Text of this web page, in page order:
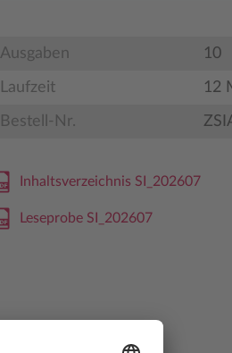
Ausgaben 10
Laufzeit 12
Bestell-Nr.
Inhaltsverzeichnis SI_202607
Leseprobe SI_202607